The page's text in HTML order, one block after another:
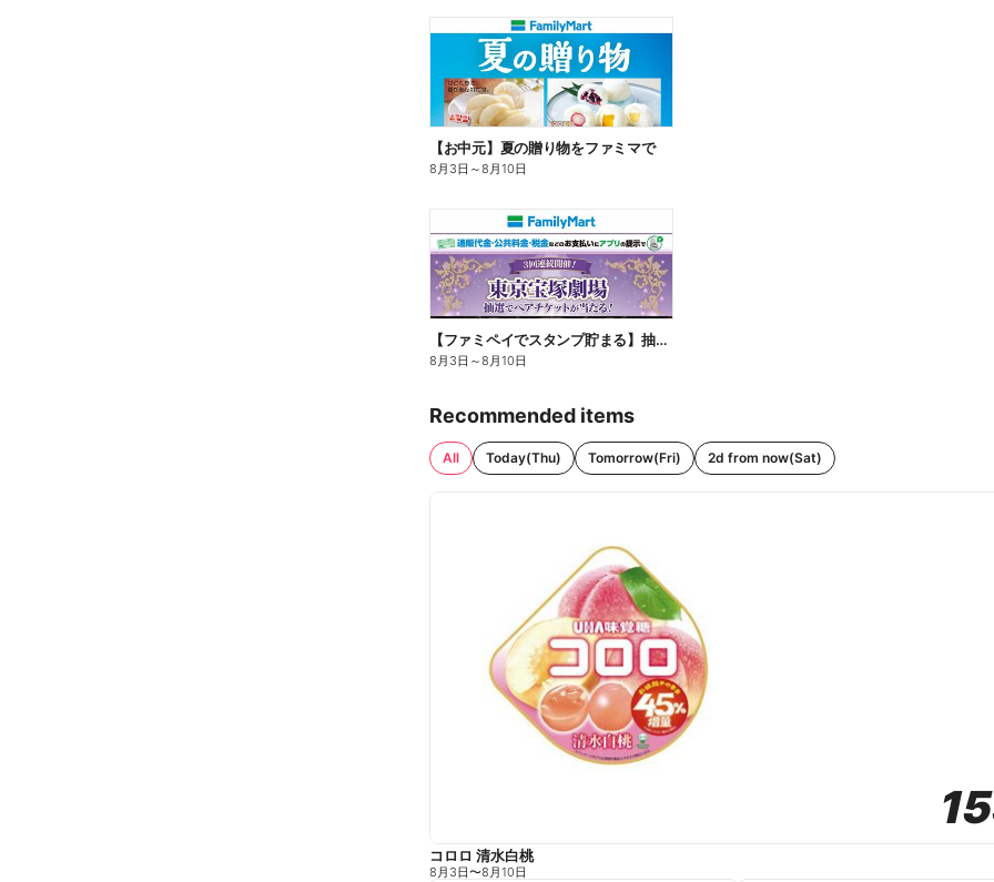
【お中元】夏の贈り物をファミマで
8月3日 ～8月10日
【ファミペイでスタンプ貯まる】抽選でペアチケットが当たる!
8月3日 ～8月10日
Recommended items
All Today(Thu) Tomorrow(Fri) 2d from now(Sat)
コロロ 清水白桃
8月3日〜8月10日